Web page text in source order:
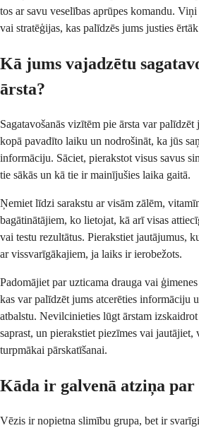
tos ar savu veselības aprūpes komandu.
vai stratēģijas, kas palīdzēs jums justies
Kā jums vajadzētu
ārsta?
Sagatavošanās vizītēm pie ārsta var
kopā pavadīto laiku un nodrošināt, ka jūs
informāciju. Sāciet, pierakstot visus savus
tie sākās un kā tie ir mainījušies laika gaitā.
Ņemiet līdzi sarakstu ar visām zālēm,
bagātinātājiem, ko lietojat, kā arī visas
vai testu rezultātus. Pierakstiet jautājumus,
ar vissvarīgākajiem, ja laiks ir ierobežots.
Padomājiet par uzticama drauga vai
kas var palīdzēt jums atcerēties informāciju
atbalstu. Nevilcinieties lūgt ārstam
saprast, un pierakstiet piezīmes vai jautājiet,
turpmākai pārskatīšanai.
Kāda ir galvenā atziņa par
Vēzis ir nopietna slimību grupa, bet ir svarīgi